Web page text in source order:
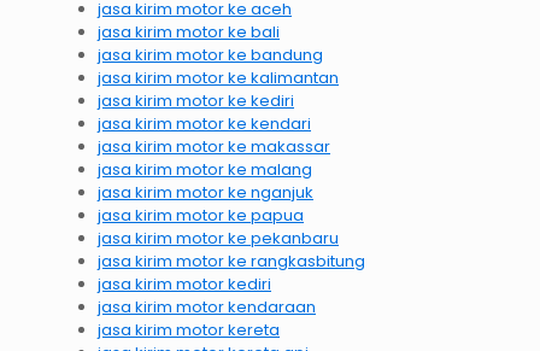
jasa kirim motor ke aceh
jasa kirim motor ke bali
jasa kirim motor ke bandung
jasa kirim motor ke kalimantan
jasa kirim motor ke kediri
jasa kirim motor ke kendari
jasa kirim motor ke makassar
jasa kirim motor ke malang
jasa kirim motor ke nganjuk
jasa kirim motor ke papua
jasa kirim motor ke pekanbaru
jasa kirim motor ke rangkasbitung
jasa kirim motor kediri
jasa kirim motor kendaraan
jasa kirim motor kereta